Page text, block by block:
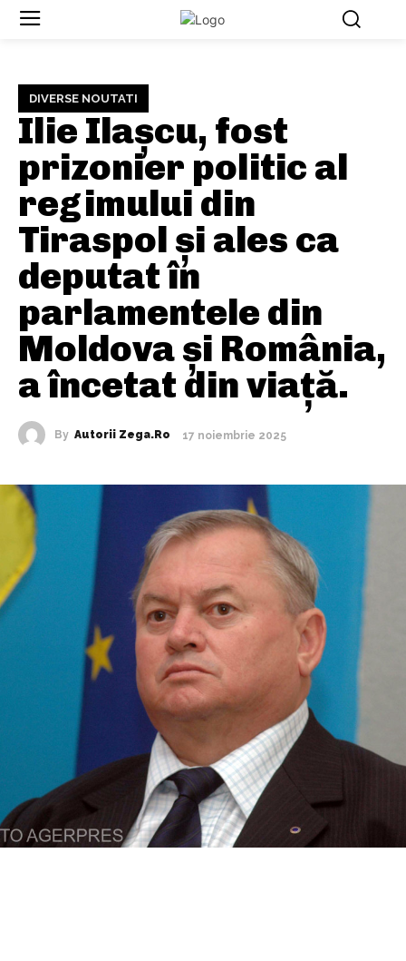
DIVERSE NOUTATI
Ilie Ilașcu, fost
prizonier politic al
regimului din
Tiraspol și ales ca
deputat în
parlamentele din
Moldova și România,
a încetat din viață.
By Autorii Zega.ro 17 noiembrie 2025